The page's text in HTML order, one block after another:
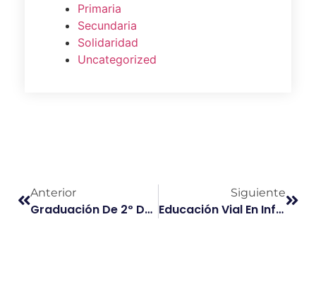
Primaria
Secundaria
Solidaridad
Uncategorized
Anterior
Graduación De 2º De Bachillerato 2025
Siguiente
Educación Vial En Infantil